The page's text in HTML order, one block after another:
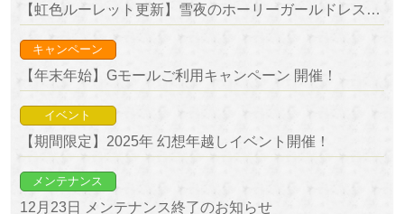
【虹色ルーレット更新】雪夜のホーリーガールドレス＆銀夜のホーリーボーイコートが新登場！
キャンペーン
【年末年始】Gモールご利用キャンペーン 開催！
イベント
【期間限定】2025年 幻想年越しイベント開催！
メンテナンス
12月23日 メンテナンス終了のお知らせ